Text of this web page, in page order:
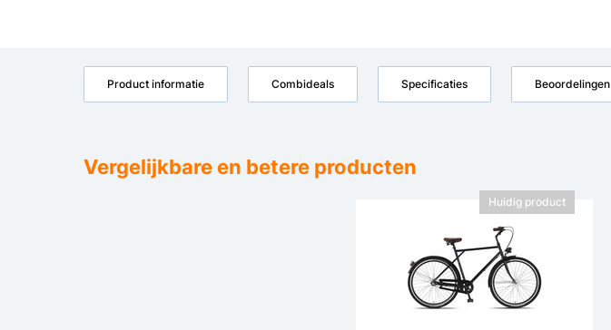
Product informatie Combideals Specificaties Beoordelingen
Vergelijkbare en betere producten
Huidig product